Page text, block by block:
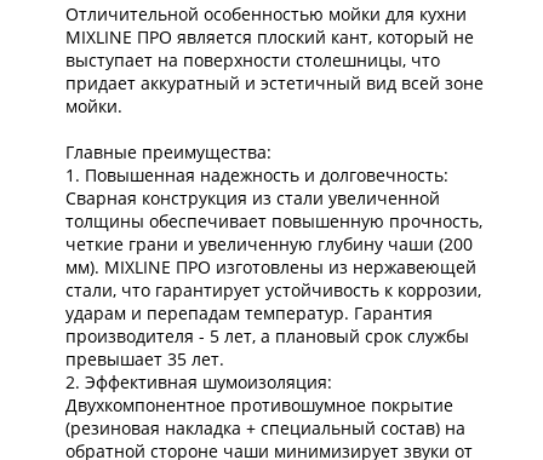
Отличительной особенностью мойки для кухни
MIXLINE ПРО является плоский кант, который не
выступает на поверхности столешницы, что
придает аккуратный и эстетичный вид всей зоне
мойки.
Главные преимущества:
1. Повышенная надежность и долговечность:
Сварная конструкция из стали увеличенной
толщины обеспечивает повышенную прочность,
четкие грани и увеличенную глубину чаши (200
мм). MIXLINE ПРО изготовлены из нержавеющей
стали, что гарантирует устойчивость к коррозии,
ударам и перепадам температур. Гарантия
производителя - 5 лет, а плановый срок службы
превышает 35 лет.
2. Эффективная шумоизоляция:
Двухкомпонентное противошумное покрытие
(резиновая накладка + специальный состав) на
обратной стороне чаши минимизирует звуки от